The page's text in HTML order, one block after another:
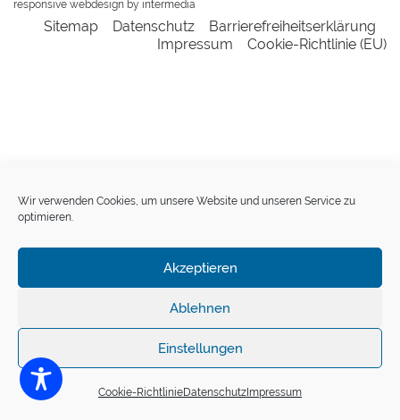
Wir verwenden Cookies, um unsere Website und unseren Service zu
optimieren.
Akzeptieren
Ablehnen
Einstellungen
Cookie-RichtlinieDatenschutz Impressum
responsive webdesign by intermedia
Sitemap Datenschutz
Barrierefreiheitserklärung
Impressum
Cookie-Richtlinie (EU)